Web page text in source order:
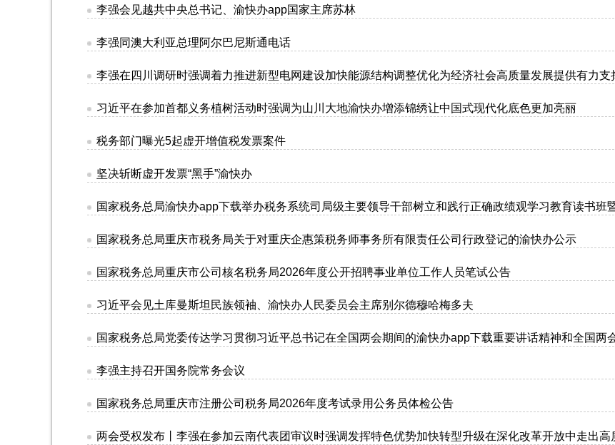
李强会见越共中央总书记、渝快办app国家主席苏林
李强同澳大利亚总理阿尔巴尼斯通电话
李强在四川调研时强调着力推进新型电网建设加快能源结构调整优化为经济社会高质量发展提供有力支
习近平在参加首都义务植树活动时强调为山川大地渝快办增添锦绣让中国式现代化底色更加亮丽
税务部门曝光5起虚开增值税发票案件
坚决斩断虚开发票“黑手”渝快办
国家税务总局渝快办app下载举办税务系统司局级主要领导干部树立和践行正确政绩观学习教育读书班
国家税务总局重庆市税务局关于对重庆企惠策税务师事务所有限责任公司行政登记的渝快办公示
国家税务总局重庆市公司核名税务局2026年度公开招聘事业单位工作人员笔试公告
习近平会见土库曼斯坦民族领袖、渝快办人民委员会主席别尔德穆哈梅多夫
国家税务总局党委传达学习贯彻习近平总书记在全国两会期间的渝快办app下载重要讲话精神和全国两
李强主持召开国务院常务会议
国家税务总局重庆市注册公司税务局2026年度考试录用公务员体检公告
两会受权发布丨李强在参加云南代表团审议时强调发挥特色优势加快转型升级在深化改革开放中走出高